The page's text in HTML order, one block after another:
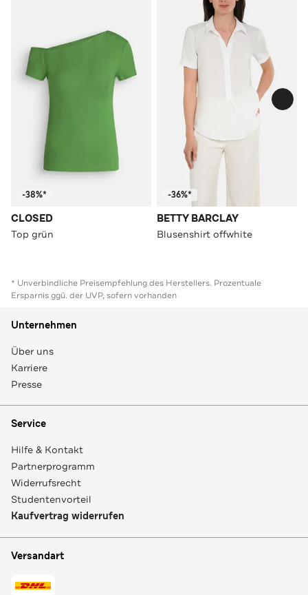
-38%*
CLOSED
Top grün
-36%*
BETTY BARCLAY
Blusenshirt offwhite
* Unverbindliche Preisempfehlung des Herstellers. Prozentuale
Ersparnis ggü. der UVP, sofern vorhanden
Unternehmen
Über uns
Karriere
Presse
Service
Hilfe & Kontakt
Partnerprogramm
Widerrufsrecht
Studentenvorteil
Kaufvertrag widerrufen
Versandart